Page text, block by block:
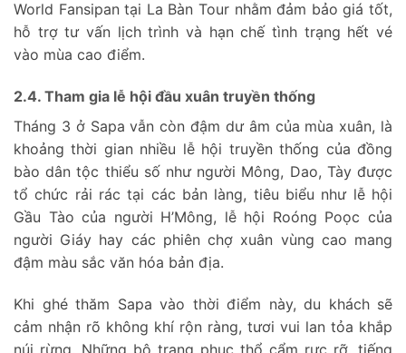
World Fansipan tại La Bàn Tour nhằm đảm bảo giá tốt,
hỗ trợ tư vấn lịch trình và hạn chế tình trạng hết vé
vào mùa cao điểm.
2.4. Tham gia lễ hội đầu xuân truyền thống
Tháng 3 ở Sapa vẫn còn đậm dư âm của mùa xuân, là
khoảng thời gian nhiều lễ hội truyền thống của đồng
bào dân tộc thiểu số như người Mông, Dao, Tày được
tổ chức rải rác tại các bản làng, tiêu biểu như lễ hội
Gầu Tào của người H’Mông, lễ hội Roóng Poọc của
người Giáy hay các phiên chợ xuân vùng cao mang
đậm màu sắc văn hóa bản địa.
Khi ghé thăm Sapa vào thời điểm này, du khách sẽ
cảm nhận rõ không khí rộn ràng, tươi vui lan tỏa khắp
núi rừng. Những bộ trang phục thổ cẩm rực rỡ, tiếng